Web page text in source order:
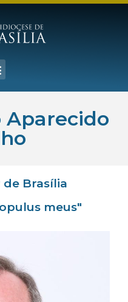
Aparecido
de Brasília
meus"